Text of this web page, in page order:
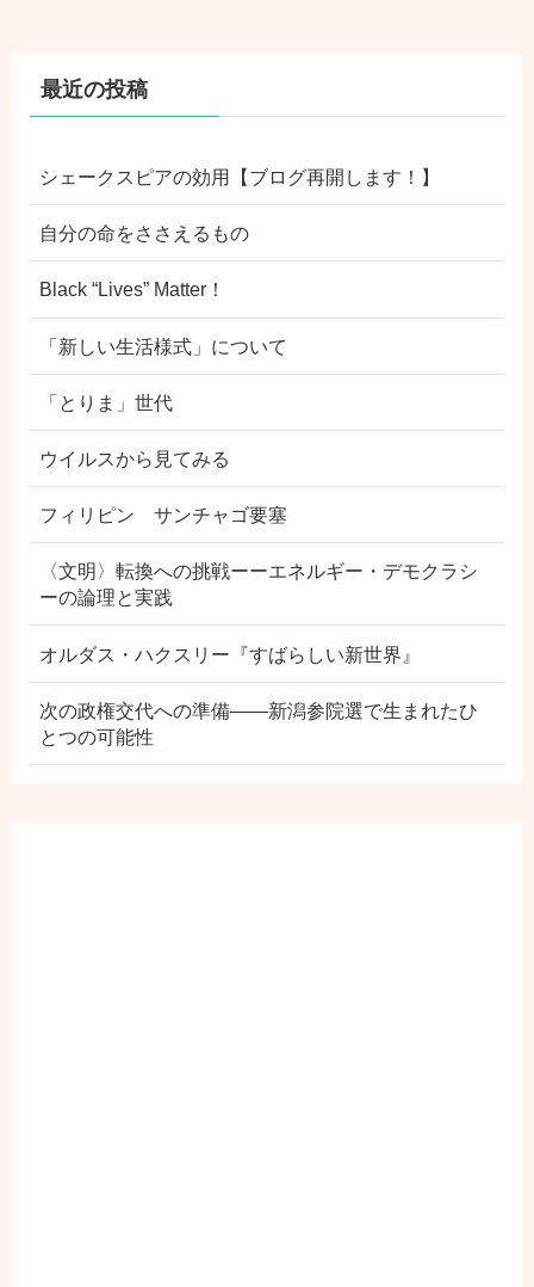
最近の投稿
シェークスピアの効用【ブログ再開します！】
自分の命をささえるもの
Black “Lives” Matter！
「新しい生活様式」について
「とりま」世代
ウイルスから見てみる
フィリピン サンチャゴ要塞
〈文明〉転換への挑戦ーーエネルギー・デモクラシ
ーの論理と実践
オルダス・ハクスリー『すばらしい新世界』
次の政権交代への準備――新潟参院選で生まれたひ
とつの可能性